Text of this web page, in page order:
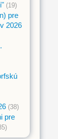
(19)
pre
2026
(38)
pre